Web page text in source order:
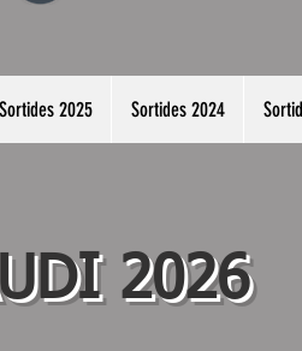
Sortides 2025 Sortides 2024
2026